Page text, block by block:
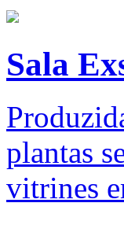
Sala
plantas
vitrines